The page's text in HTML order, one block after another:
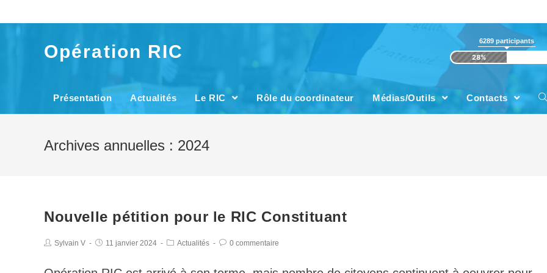
Opération RIC
6289 participants
28%
Présentation Actualités Le RIC Rôle du coordinateur Médias/Outils Contacts
Archives annuelles : 2024
Nouvelle pétition pour le RIC Constituant
Sylvain V 11 janvier 2024 Actualités 0 commentaire